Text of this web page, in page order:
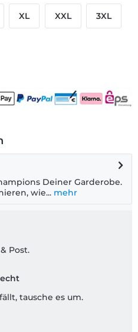
XL XXL 3XL
Deiner Garderobe.
wie... mehr
Post.
tausche es um.